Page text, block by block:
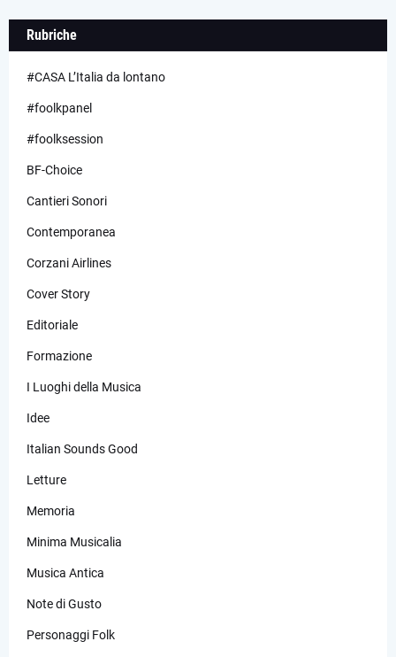
Rubriche
#CASA L’Italia da lontano
#foolkpanel
#foolksession
BF-Choice
Cantieri Sonori
Contemporanea
Corzani Airlines
Cover Story
Editoriale
Formazione
I Luoghi della Musica
Idee
Italian Sounds Good
Letture
Memoria
Minima Musicalia
Musica Antica
Note di Gusto
Personaggi Folk